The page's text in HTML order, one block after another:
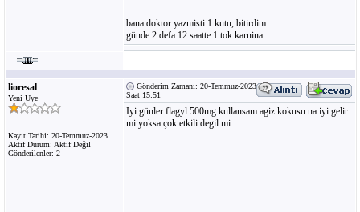
bana doktor yazmisti 1 kutu, bitirdim.
günde 2 defa 12 saatte 1 tok karnina.
lioresal
Yeni Üye
Kayıt Tarihi: 20-Temmuz-2023
Aktif Durum: Aktif Değil
Gönderilenler: 2
Gönderim Zamanı: 20-Temmuz-2023
Saat 15:51
Iyi günler flagyl 500mg kullansam agiz kokusu na iyi gelir
mi yoksa çok etkili degil mi